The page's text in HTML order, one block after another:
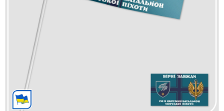
Прапори на
Замовлення
Прапори Міжнародних
Організацій